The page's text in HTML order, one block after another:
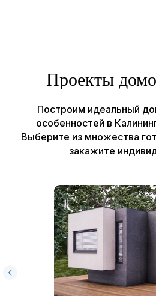
Проекты
Построим идеальный
особенностей в
Выберите из множества
закажите
О компании
Контакты
© Все права защищены, ИП Шум Владимир
ИНН 390615131966